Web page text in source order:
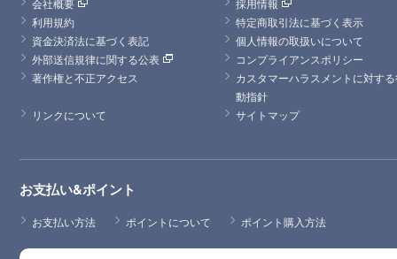
利用規約
特定商取引法に基づく表示
資金決済法に基づく表記
個人情報の取扱いについて
外部送信規律に関する公表
コンプライアンスポリシー
著作権と不正アクセス
カスタマーハラスメントに対す
動指針
リンクについて
サイトマップ
お支払い&ポイント
お支払い方法 ポイントについて ポイント購入方法